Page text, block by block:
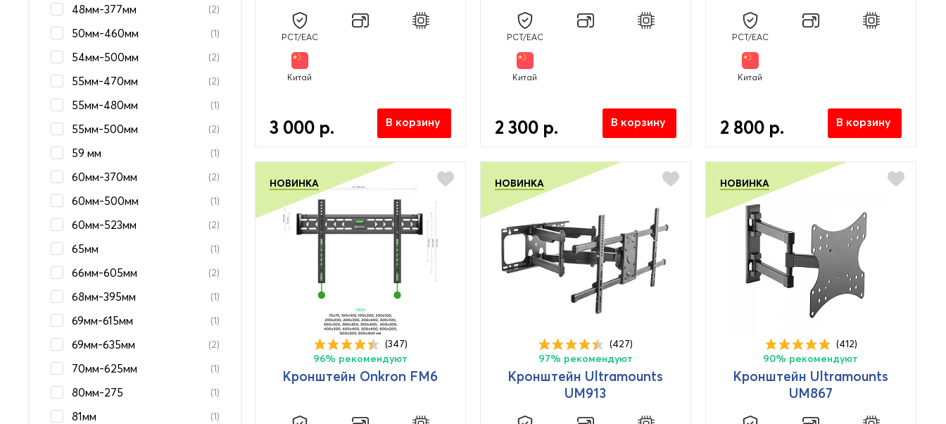
48мм-377мм (2)
50мм-460мм (1)
54мм-500мм (2)
55мм-470мм (2)
55мм-480мм (1)
55мм-500мм (2)
59 мм (1)
60мм-370мм (2)
60мм-500мм (1)
60мм-523мм (2)
65мм (1)
66мм-605мм (2)
68мм-395мм (1)
69мм-615мм (1)
69мм-635мм (2)
70мм-625мм (1)
80мм-275 (1)
81мм (1)
PCT/EAC
Китай
3 000 р. В корзину
PCT/EAC
Китай
2 300 р. В корзину
PCT/EAC
Китай
2 800 р. В корзину
НОВИНКА
(347)
96% рекомендуют
Кронштейн Onkron FM6
НОВИНКА
(427)
97% рекомендуют
Кронштейн Ultramounts
UM913
НОВИНКА
(412)
90% рекомендуют
Кронштейн Ultramounts
UM867